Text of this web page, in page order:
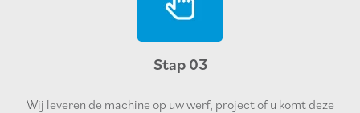
Stap 03
Wij leveren de machine op uw werf, project of u komt deze